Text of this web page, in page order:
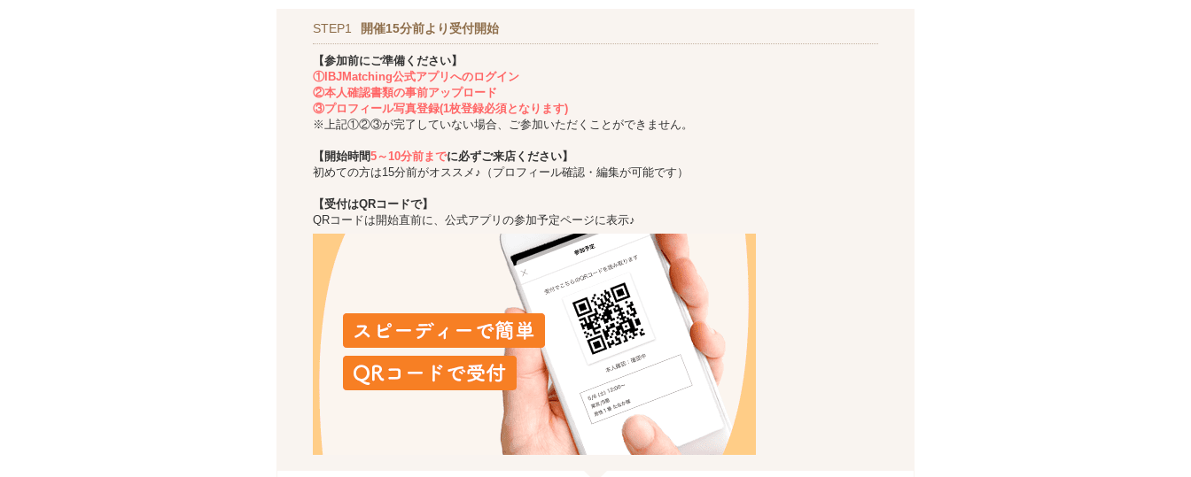
STEP1 開催15分前より受付開始
【参加前にご準備ください】
①IBJMatching公式アプリへのログイン
②本人確認書類の事前アップロード
③プロフィール写真登録(1枚登録必須となります)
※上記①②③が完了していない場合、ご参加いただくことができません。
【開始時間5～10分前までに必ずご来店ください】
初めての方は15分前がオススメ♪（プロフィール確認・編集が可能です）
【受付はQRコードで】
QRコードは開始直前に、公式アプリの参加予定ページに表示♪